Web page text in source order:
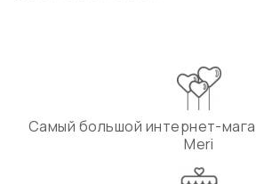
Самый большой интернет-
Meri